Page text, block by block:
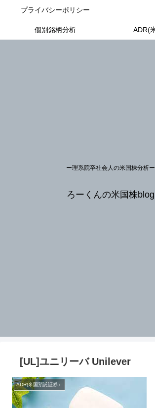
ー理系院卒社会人の米国株分析ー
ろーくんの米国株blog
プライバシーポリシー
個別銘柄分析 ADR(
[UL]ユニリーバ Unilever
ADR(米国預託証券）